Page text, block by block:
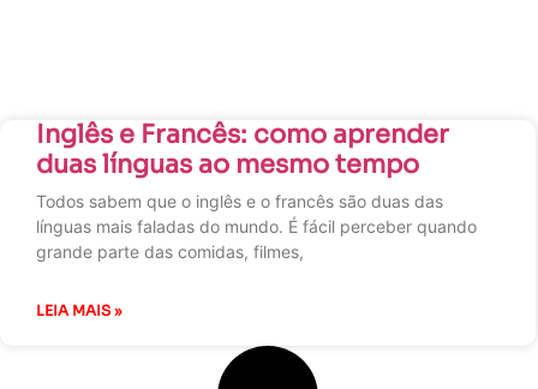
Inglês e Francês: como aprender
duas línguas ao mesmo tempo
Todos sabem que o inglês e o francês são duas das
línguas mais faladas do mundo. É fácil perceber quando
grande parte das comidas, filmes,
LEIA MAIS »